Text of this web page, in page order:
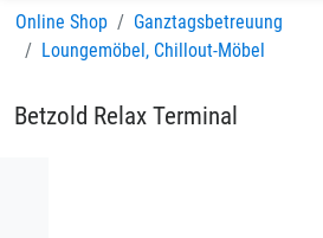
Online Shop
Ganztagsbetreuung
Loungemöbel, Chillout-Möbel
Betzold Relax Terminal